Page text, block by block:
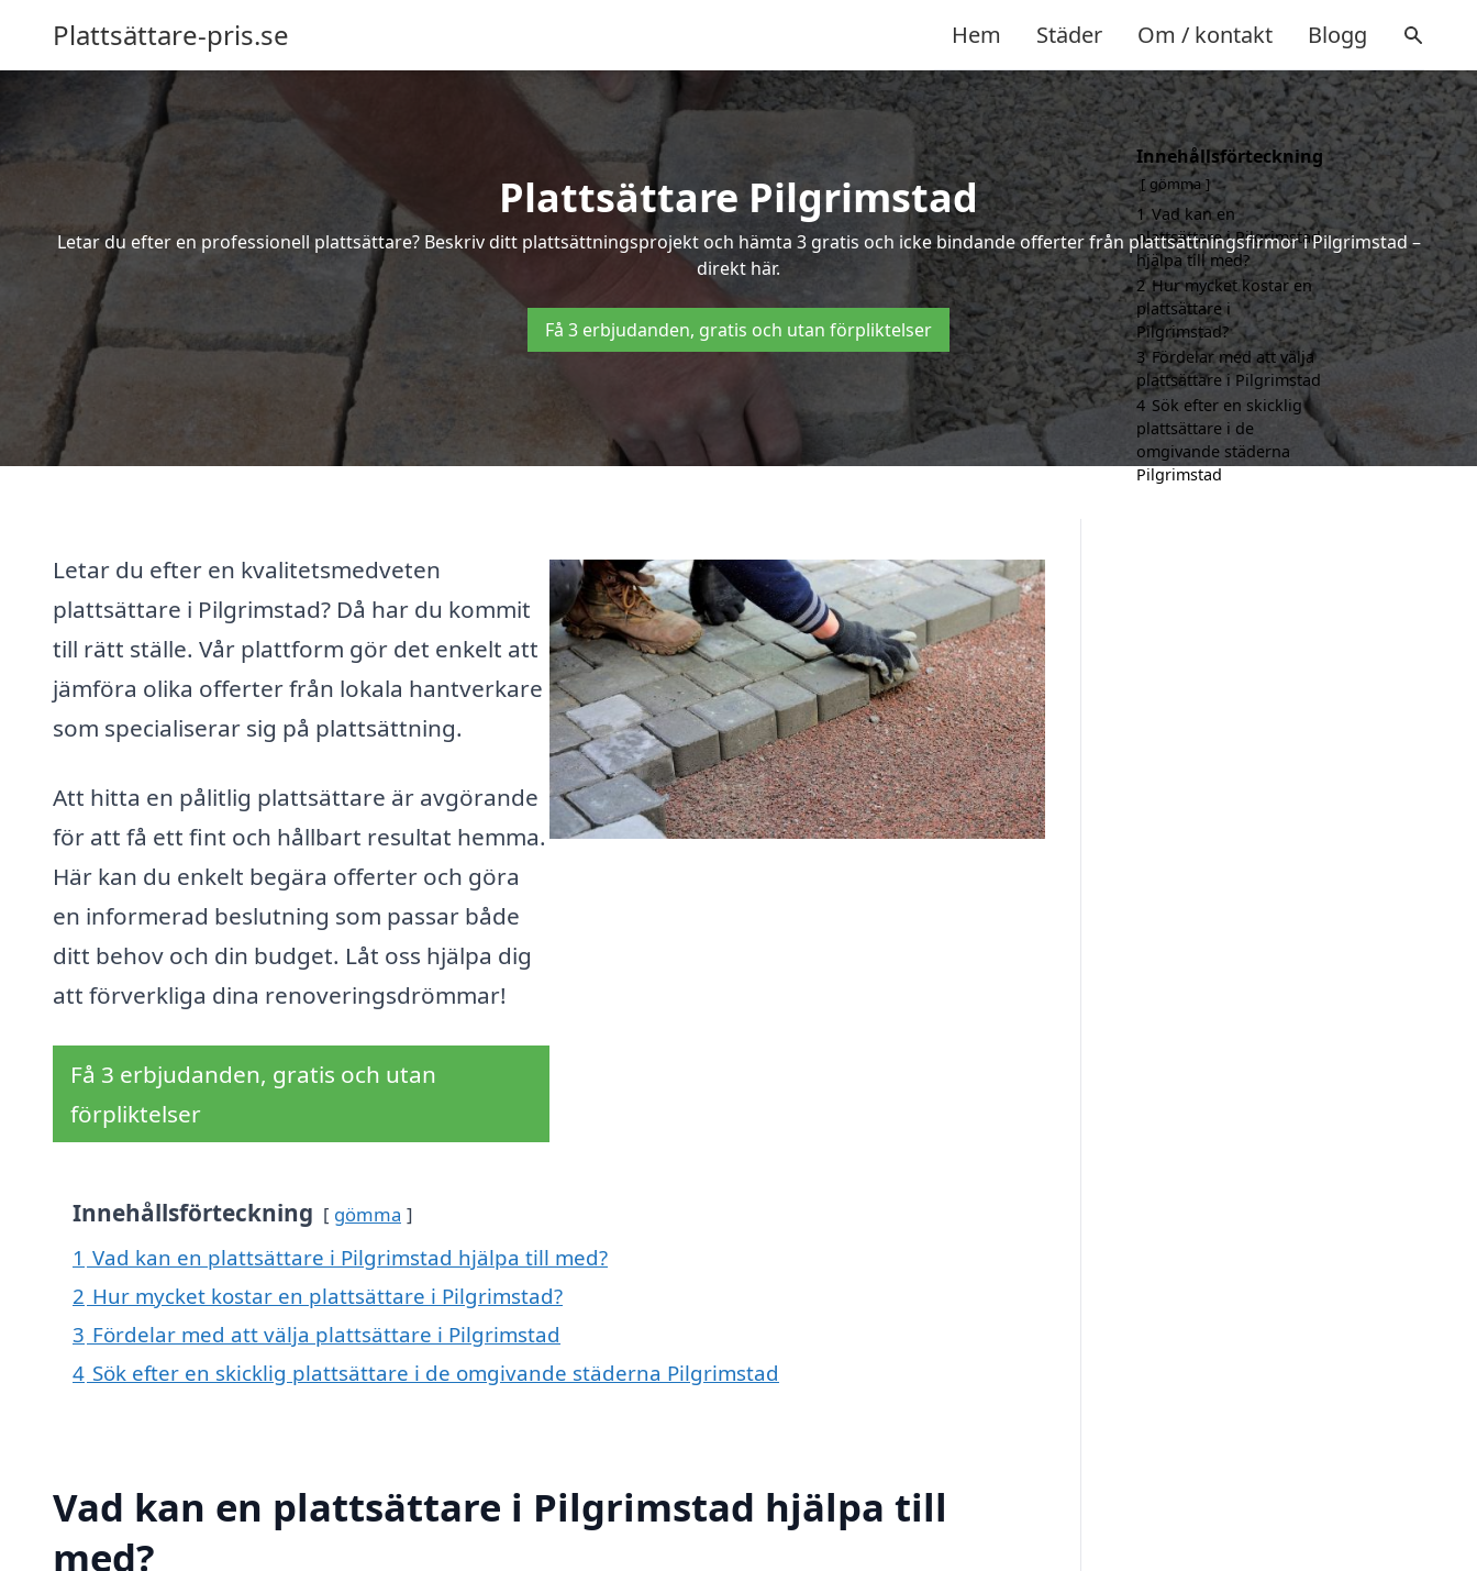
Plattsättare-pris.se Hem Städer Om / kontakt Blogg
Plattsättare Pilgrimstad
Letar du efter en professionell plattsättare? Beskriv ditt plattsättningsprojekt och hämta 3 gratis och icke bindande offerter från plattsättningsfirmor i Pilgrimstad –
direkt här.
Få 3 erbjudanden, gratis och utan förpliktelser
Letar du efter en kvalitetsmedveten
plattsättare i Pilgrimstad? Då har du kommit
till rätt ställe. Vår plattform gör det enkelt att
jämföra olika offerter från lokala hantverkare
som specialiserar sig på plattsättning.
Att hitta en pålitlig plattsättare är avgörande
för att få ett fint och hållbart resultat hemma.
Här kan du enkelt begära offerter och göra
en informerad beslutning som passar både
ditt behov och din budget. Låt oss hjälpa dig
att förverkliga dina renoveringsdrömmar!
Få 3 erbjudanden, gratis och utan
förpliktelser
Innehållsförteckning gömma
1 Vad kan en plattsättare i Pilgrimstad hjälpa till med?
2 Hur mycket kostar en plattsättare i Pilgrimstad?
3 Fördelar med att välja plattsättare i Pilgrimstad
4 Sök efter en skicklig plattsättare i de omgivande städerna Pilgrimstad
Vad kan en plattsättare i Pilgrimstad hjälpa till
med?
Innehållsförteckning
gömma
1 Vad kan en
plattsättare i Pilgrimstad
hjälpa till med?
2 Hur mycket kostar en
plattsättare i
Pilgrimstad?
3 Fördelar med att välja
plattsättare i Pilgrimstad
4 Sök efter en skicklig
plattsättare i de
omgivande städerna
Pilgrimstad